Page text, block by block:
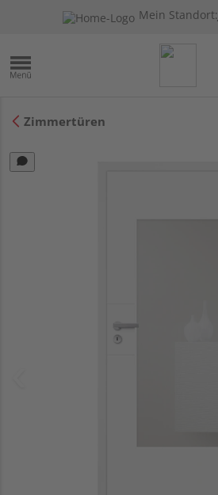
Mein Standort:
Zimmertüren